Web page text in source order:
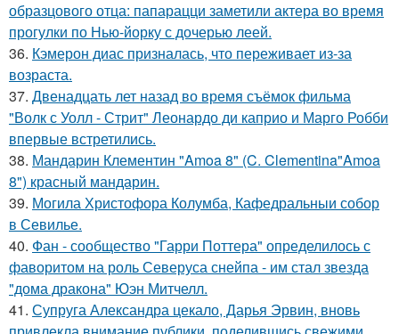
образцового отца: папарацци заметили актера во время
прогулки по Нью-йорку с дочерью леей.
36. Кэмерон диас призналась, что переживает из-за
возраста.
37. Двенадцать лет назад во время съёмок фильма
"Волк с Уолл - Стрит" Леонардо ди каприо и Марго Робби
впервые встретились.
38. Мандарин Клементин "Amoa 8" (C. Clementina"Amoa
8") красный мандарин.
39. Могила Христофора Колумба, Кафедральныи собор
в Севилье.
40. Фан - сообщество "Гарри Поттера" определилось с
фаворитом на роль Северуса снейпа - им стал звезда
"дома дракона" Юэн Митчелл.
41. Супруга Александра цекало, Дарья Эрвин, вновь